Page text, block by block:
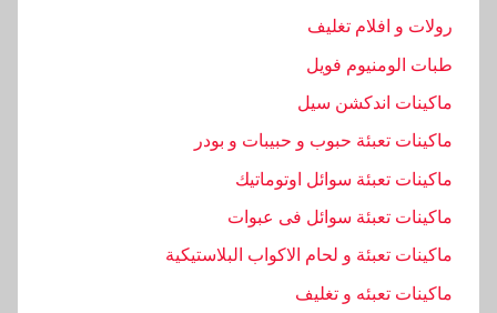
رولات و افلام تغليف
طبات الومنيوم فويل
ماكينات اندكشن سيل
ماكينات تعبئة حبوب و حبيبات و بودر
ماكينات تعبئة سوائل اوتوماتيك
ماكينات تعبئة سوائل فى عبوات
ماكينات تعبئة و لحام الاكواب البلاستيكية
ماكينات تعبئه و تغليف